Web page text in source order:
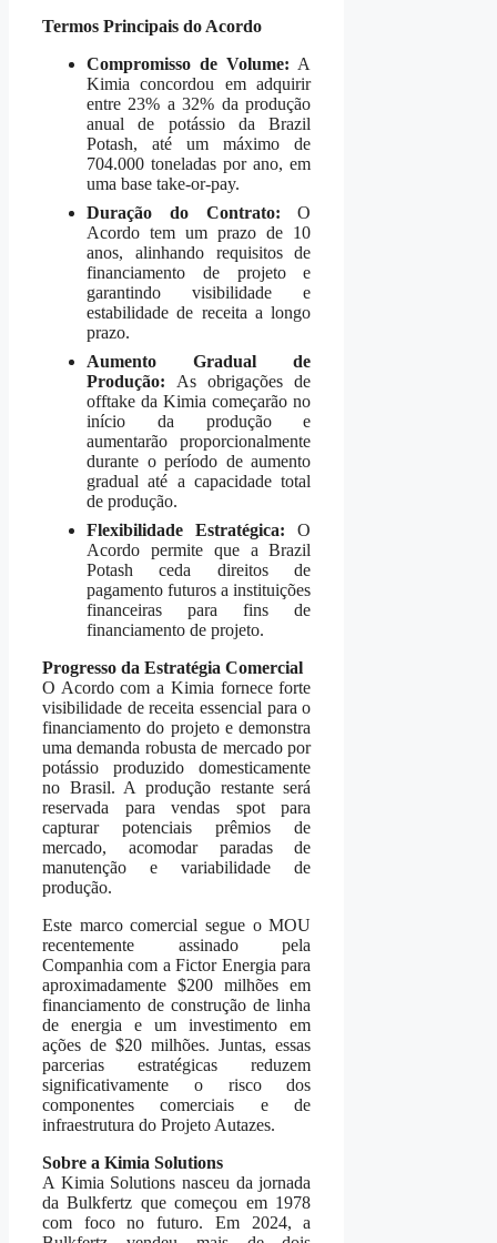
Termos Principais do Acordo
Compromisso de Volume: A
Kimia concordou em adquirir
entre 23% a 32% da produção
anual de potássio da Brazil
Potash, até um máximo de
704.000 toneladas por ano, em
uma base take-or-pay.
Duração do Contrato:O
Acordo tem um prazo de 10
anos, alinhando requisitos de
financiamento de projeto e
garantindo visibilidade e
estabilidade de receita a longo
prazo.
Aumento Gradual de
Produção: As obrigações de
offtake da Kimia começarão no
início da produção e
aumentarão proporcionalmente
durante o período de aumento
gradual até a capacidade total
de produção.
Flexibilidade Estratégica:O
Acordo permite que a Brazil
Potash ceda direitos de
pagamento futuros a instituições
financeiras para fins de
financiamento de projeto.
Progresso da Estratégia Comercial
O Acordo com a Kimia fornece forte
visibilidade de receita essencial para o
financiamento do projeto e demonstra
uma demanda robusta de mercado por
potássio produzido domesticamente
no Brasil. A produção restante será
reservada para vendas spot para
capturar potenciais prêmios de
mercado, acomodar paradas de
manutenção e variabilidade de
produção.
Este marco comercial segue o MOU
recentemente assinado pela
Companhia com a Fictor Energia para
aproximadamente $200 milhões em
financiamento de construção de linha
de energia e um investimento em
ações de $20 milhões. Juntas, essas
parcerias estratégicas reduzem
significativamente o risco dos
componentes comerciais e de
infraestrutura do Projeto Autazes.
Sobre a Kimia Solutions
A Kimia Solutions nasceu da jornada
da Bulkfertz que começou em 1978
com foco no futuro. Em 2024, a